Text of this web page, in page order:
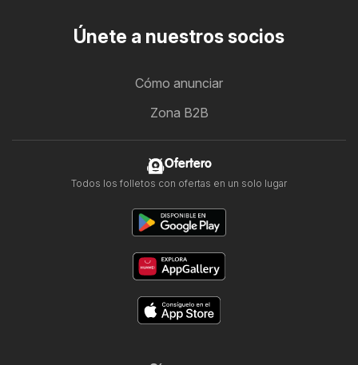
Únete a nuestros socios
Cómo anunciar
Zona B2B
Ofertero
Todos los folletos con ofertas en un solo lugar